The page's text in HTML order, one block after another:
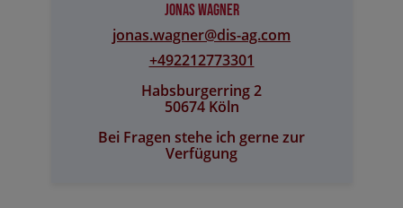
Jonas Wagner
jonas.wagner@​dis-ag.com
+492212773301
Habsburgerring 2
50674 Köln
Bei Fragen stehe ich gerne zur
Verfügung